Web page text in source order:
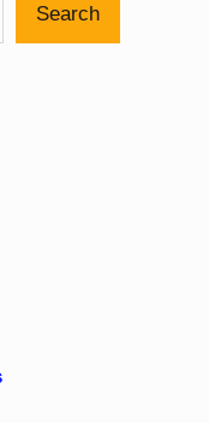
Search